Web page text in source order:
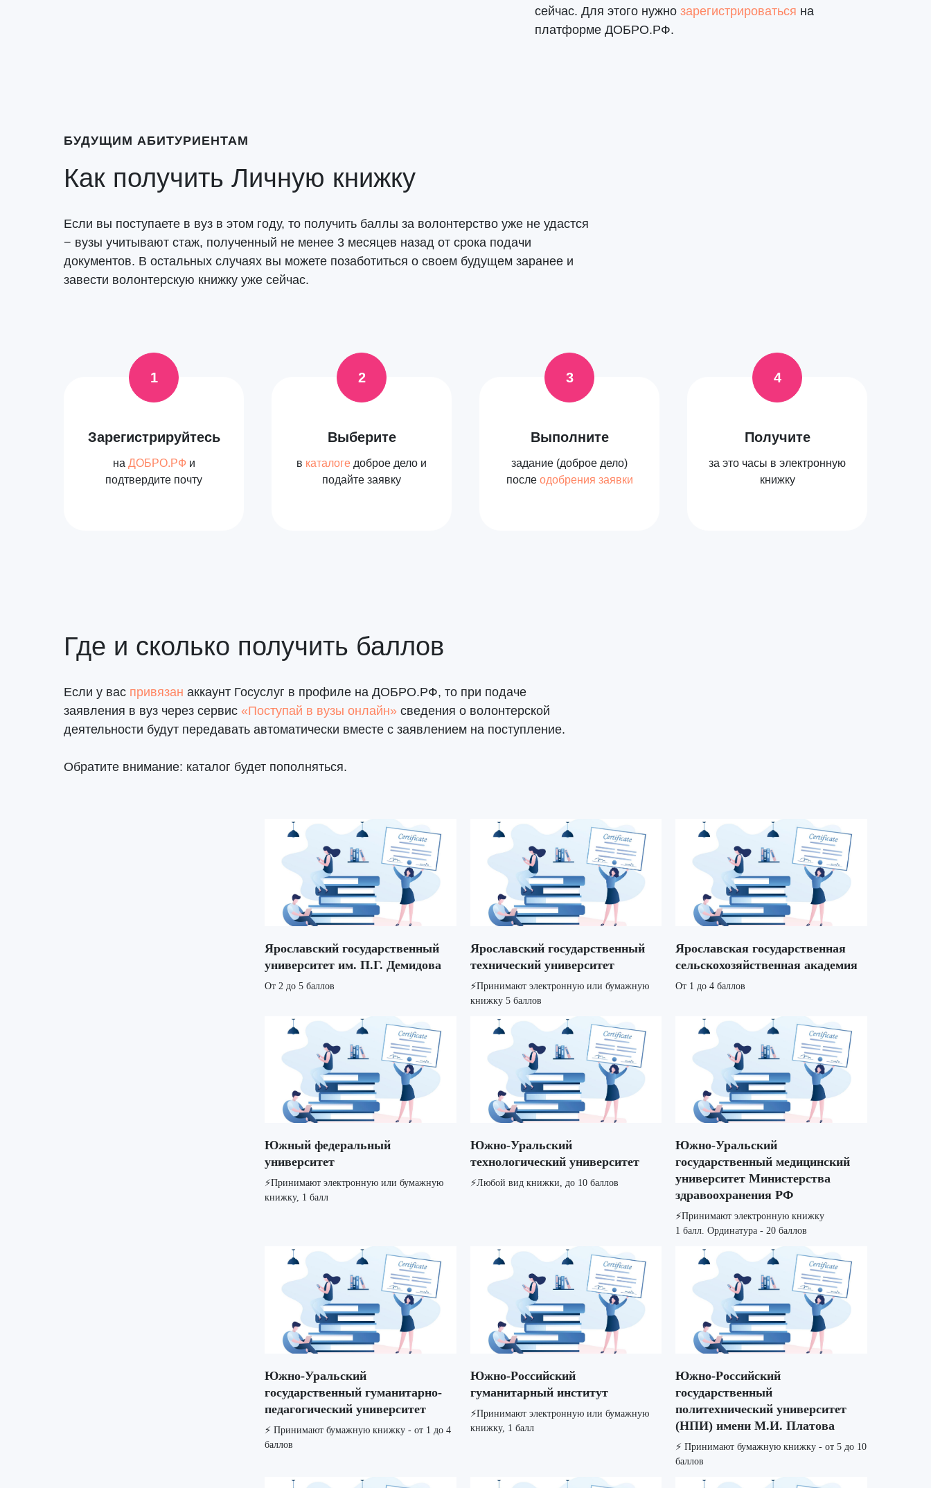
сейчас. Для этого нужно зарегистрироваться на
платформе ДОБРО.РФ.
БУДУЩИМ АБИТУРИЕНТАМ
Как получить Личную книжку
Если вы поступаете в вуз в этом году, то получить баллы за волонтерство уже не удастся
− вузы учитывают стаж, полученный не менее 3 месяцев назад от срока подачи
документов. В остальных случаях вы можете позаботиться о своем будущем заранее и
завести волонтерскую книжку уже сейчас.
Зарегистрируйтесь
на ДОБРО.РФи
подтвердите почту
Выберите
в каталоге доброе дело и
подайте заявку
Выполните
задание (доброе дело)
после одобрения заявки
Получите
за это часы в электронную
книжку
Где и сколько получить баллов
Если у вас привязан аккаунт Госуслуг в профиле на ДОБРО.РФ, то при подаче
заявления в вуз через сервис «Поступай в вузы онлайн» сведения о волонтерской
деятельности будут передавать автоматически вместе с заявлением на поступление.
Обратите внимание: каталог будет пополняться.
Ярославский государственный
университет им. П.Г. Демидова
От 2 до 5 баллов
Ярославский государственный
технический университет
⚡️Принимают электронную или бумажную
книжку 5 баллов
Ярославская государственная
сельскохозяйственная академия
От 1 до 4 баллов
Южный федеральный
университет
⚡️Принимают электронную или бумажную
книжку, 1 балл
Южно-Уральский
технологический университет
⚡️Любой вид книжки, до 10 баллов
Южно-Уральский
государственный медицинский
университет Министерства
здравоохранения РФ
⚡️Принимают электронную книжку
1 балл. Ординатура - 20 баллов
Южно-Уральский
государственный гуманитарно-
педагогический университет
⚡️ Принимают бумажную книжку - от 1 до 4
баллов
Южно-Российский
гуманитарный институт
⚡️Принимают электронную или бумажную
книжку, 1 балл
Южно-Российский
государственный
политехнический университет
(НПИ) имени М.И. Платова
⚡️ Принимают бумажную книжку - от 5 до 10
баллов